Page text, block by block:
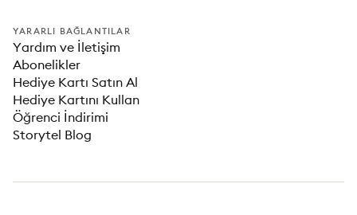
YARARLI BAĞLANTILAR
Yardım ve İletişim
Abonelikler
Hediye Kartı Satın Al
Hediye Kartını Kullan
Öğrenci İndirimi
Storytel Blog